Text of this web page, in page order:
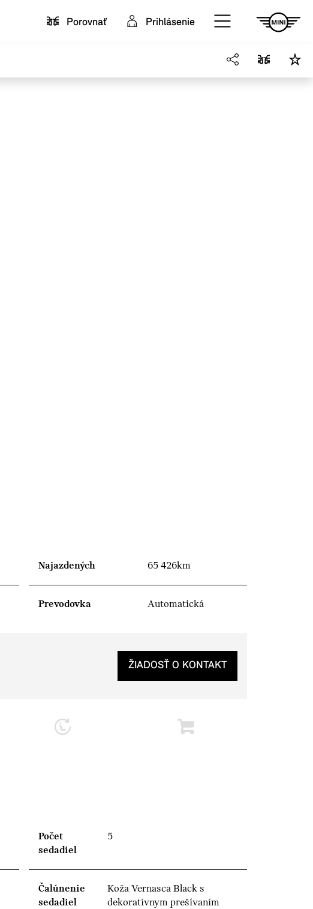
Porovnať
Prihlásenie
Najazdených 65 426km
Prevodovka Automatická
ŽIADOSŤ O KONTAKT
Počet
sedadiel
5
Čalúnenie
sedadiel
Koža Vernasca Black s
dekoratívnym prešívaním